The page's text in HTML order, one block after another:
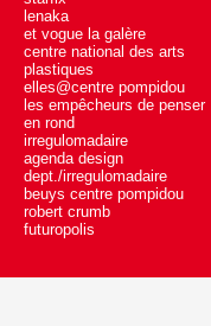
lenaka
et vogue la galère
centre national des arts
plastiques
elles@centre pompidou
les empêcheurs de penser
en rond
irregulomadaire
agenda design
dept./irregulomadaire
beuys centre pompidou
robert crumb
futuropolis